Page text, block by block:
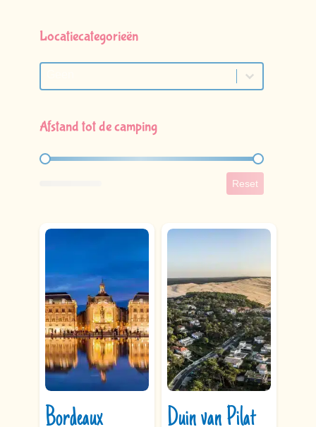
Locatiecategorieën
Locatiecategorieën
Afstand tot de camping
Afstand tot de camping
Reset
Bordeaux Duin van Pilat